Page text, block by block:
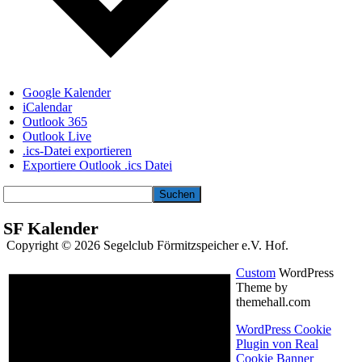
Google Kalender
iCalendar
Outlook 365
Outlook Live
.ics-Datei exportieren
Exportiere Outlook .ics Datei
Suchen
SF Kalender
Copyright © 2026 Segelclub Förmitzspeicher e.V. Hof.
CustomWordPress
Theme by
themehall.com
WordPress Cookie
Plugin von Real
Cookie Banner